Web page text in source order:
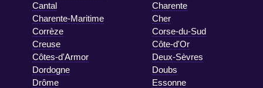
Cantal
Charente
Charente-Maritime
Cher
Corrèze
Corse-du-Sud
Creuse
Côte-d'Or
Côtes-d'Armor
Deux-Sèvres
Dordogne
Doubs
Drôme
Essonne